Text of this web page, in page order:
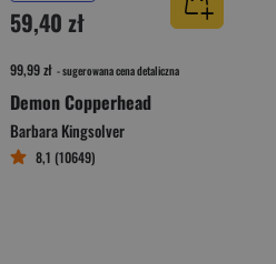
59,40 zł
99,99 zł - sugerowana cena detaliczna
Demon Copperhead
Barbara Kingsolver
8,1 (10649)